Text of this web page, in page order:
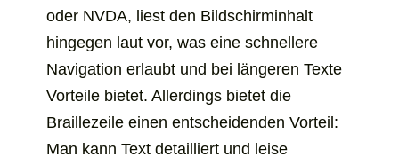
oder NVDA, liest den Bildschirminhalt
hingegen laut vor, was eine schnellere
Navigation erlaubt und bei längeren Texte
Vorteile bietet. Allerdings bietet die
Braillezeile einen entscheidenden Vorteil:
Man kann Text detailliert und leise